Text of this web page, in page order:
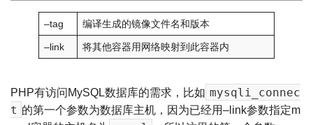
–tag 编译生成的镜像文件名和版本
–link 将其他容器用网络映射到此容器内
PHP有访问MySQL数据库的需求，比如 mysqli_connec
t 的第一个参数为数据库主机，因为已经用–link参数指定m